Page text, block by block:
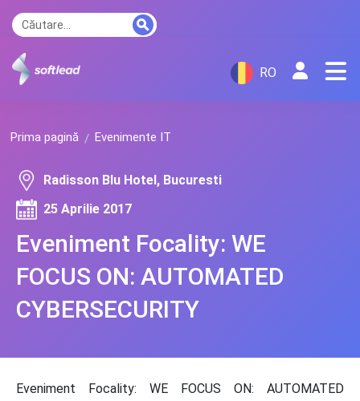
RO
Prima pagină Evenimente IT
Eveniment Focality: WE
FOCUS ON: AUTOMATED
CYBERSECURITY
Radisson Blu Hotel, Bucuresti
25 Aprilie 2017
Eveniment Focality: WE FOCUS ON: AUTOMATED